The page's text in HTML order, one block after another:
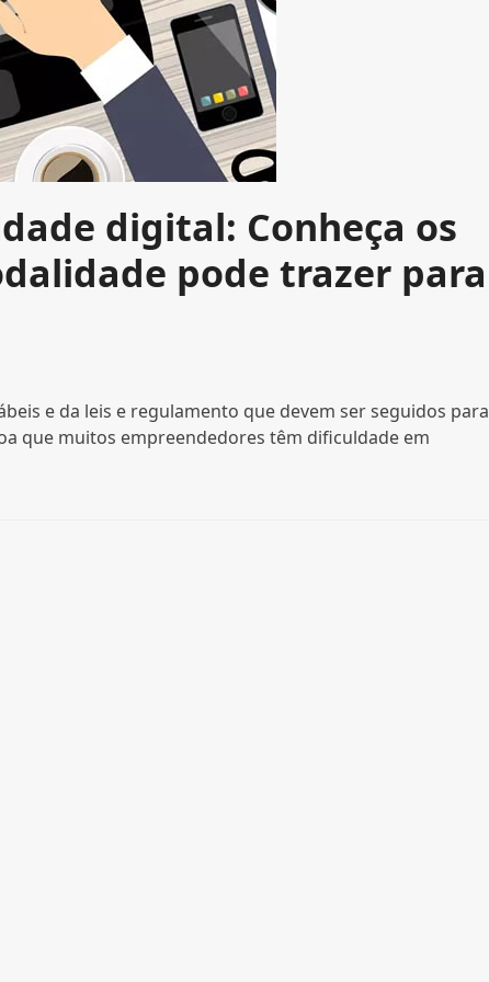
digital: Conheça os
pode trazer para
e da leis e regulamento que devem ser seguidos para
que muitos empreendedores têm dificuldade em